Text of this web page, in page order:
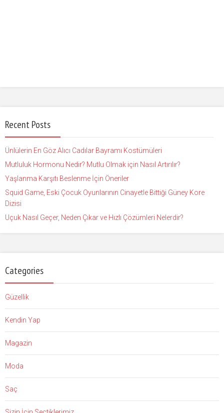
Recent Posts
Ünlülerin En Göz Alıcı Cadılar Bayramı Kostümüleri
Mutluluk Hormonu Nedir? Mutlu Olmak için Nasıl Artırılır?
Yaşlanma Karşıtı Beslenme İçin Öneriler
Squid Game, Eski Çocuk Oyunlarının Cinayetle Bittiği Güney Kore
Dizisi
Uçuk Nasıl Geçer, Neden Çıkar ve Hızlı Çözümleri Nelerdir?
Categories
Güzellik
Kendin Yap
Magazin
Moda
Saç